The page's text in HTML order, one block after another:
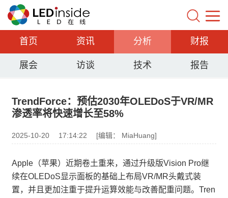
首页 资讯 分析 财报
展会 访谈 技术 报告
TrendForce：预估2030年OLEDoS于VR/MR
渗透率将快速增长至58%
2025-10-20 17:14:22 [编辑： MiaHuang]
Apple（苹果）近期卷土重来，通过升级版Vision Pro继
续在OLEDoS显示面板的基础上布局VR/MR头戴式装
置，并且更加注重于提升运算效能与改善配重问题。Tren